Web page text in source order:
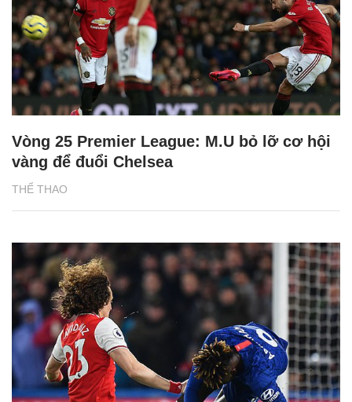
THỂ THAO
Vòng 25 Premier League: M.U bỏ lỡ cơ hội
vàng để đuổi Chelsea